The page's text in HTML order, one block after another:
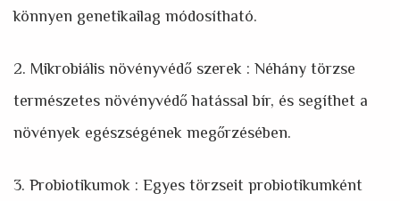
könnyen genetikailag módosítható.
2. Mikrobiális növényvédő szerek : Néhány törzse
természetes növényvédő hatással bír, és segíthet a
növények egészségének megőrzésében.
3. Probiotikumok : Egyes törzseit probiotikumként